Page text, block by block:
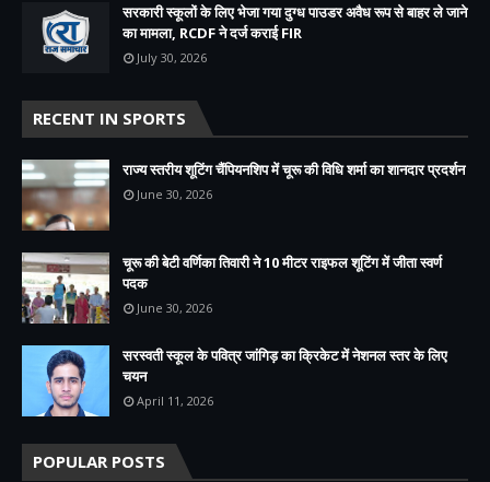
सरकारी स्कूलों के लिए भेजा गया दुग्ध पाउडर अवैध रूप से बाहर ले जाने
का मामला, RCDF ने दर्ज कराई FIR
July 30, 2026
RECENT IN SPORTS
राज्य स्तरीय शूटिंग चैंपियनशिप में चूरू की विधि शर्मा का शानदार प्रदर्शन
June 30, 2026
चूरू की बेटी वर्णिका तिवारी ने 10 मीटर राइफल शूटिंग में जीता स्वर्ण
पदक
June 30, 2026
सरस्वती स्कूल के पवित्र जांगिड़ का क्रिकेट में नेशनल स्तर के लिए
चयन
April 11, 2026
POPULAR POSTS